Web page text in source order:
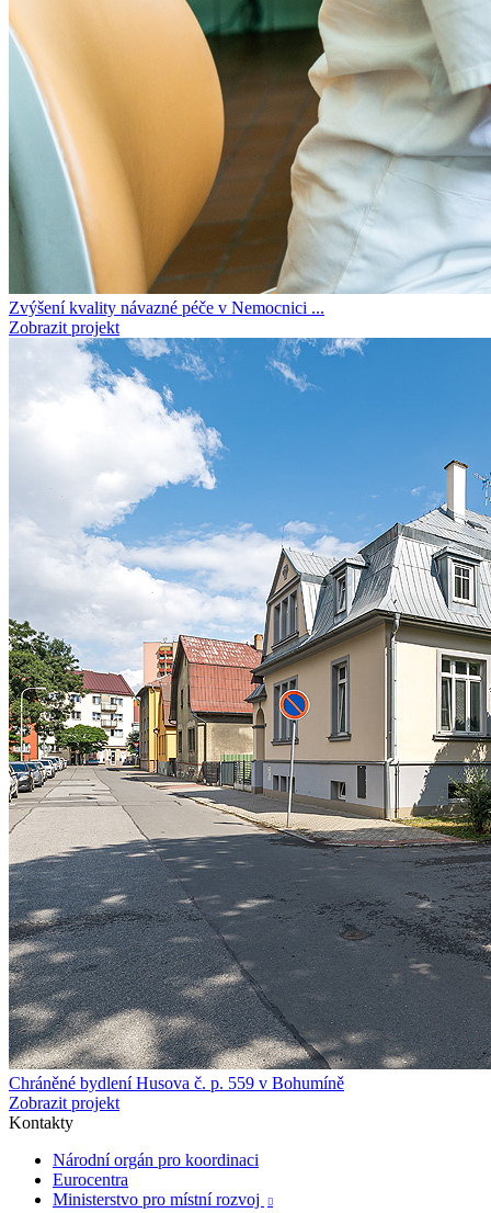
Zvýšení kvality návazné péče v Nemocnici ...
Zobrazit projekt
Chráněné bydlení Husova č. p. 559 v Bohumíně
Zobrazit projekt
Kontakty
Národní orgán pro koordinaci
Eurocentra
Ministerstvo pro místní rozvoj
